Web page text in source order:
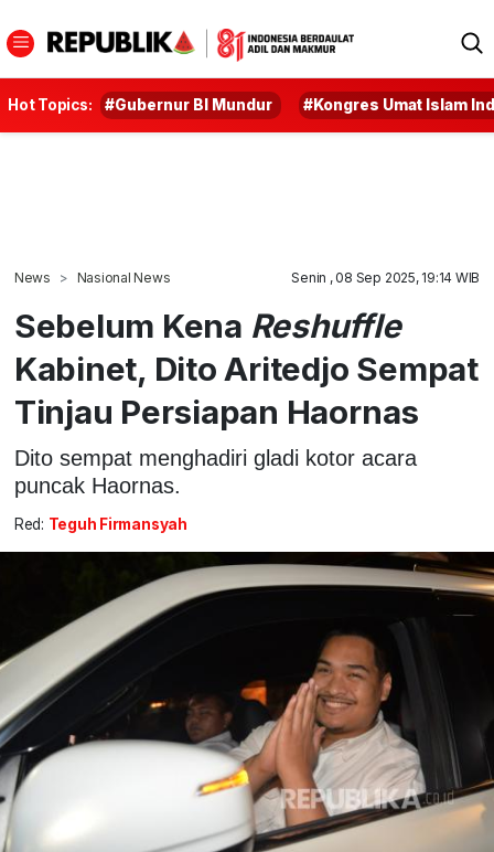
Hot Topics: #Gubernur BI Mundur #Kongres Umat Islam
News Nasional News Senin , 08 Sep 2025, 19:14 WIB
Sebelum Kena Reshuffle
Kabinet, Dito Aritedjo Sempat
Tinjau Persiapan Haornas
Dito sempat menghadiri gladi kotor acara
puncak Haornas.
Red: Teguh Firmansyah